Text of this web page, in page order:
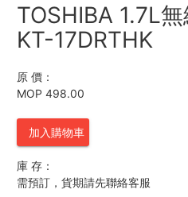
TOSHIBA 1.7L
KT-17DRTHK
原 價：
MOP 498.00
加入購物車
庫 存：
需預訂，貨期請先聯絡客服